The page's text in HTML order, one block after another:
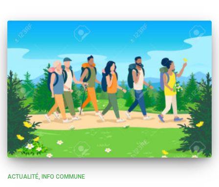
ACTUALITÉ INFO COMMUNE